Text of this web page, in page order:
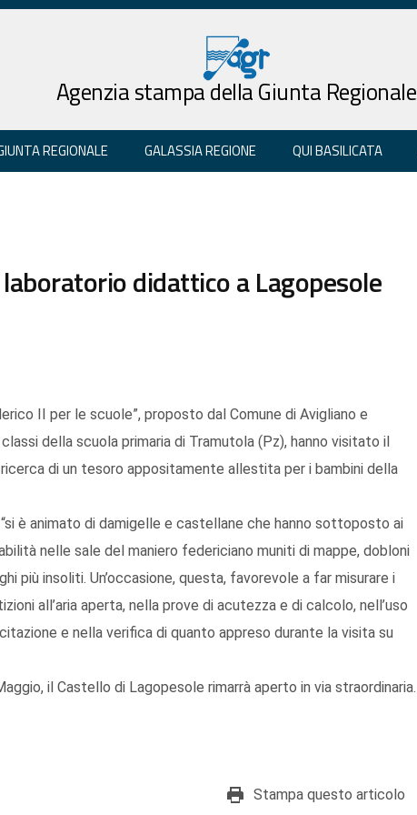
Agenzia stampa della Giunta Regionale
REGIONALE GALASSIA REGIONE QUI BASILICATA
didattico a Lagopesole
II per le scuole”, proposto dal Comune di Avigliano e
della scuola primaria di Tramutola (Pz), hanno visitato il
di un tesoro appositamente allestita per i bambini della
è animato di damigelle e castellane che hanno sottoposto ai
nelle sale del maniero federiciano muniti di mappe, dobloni
più insoliti. Un’occasione, questa, favorevole a far misurare i
all’aria aperta, nella prove di acutezza e di calcolo, nell’uso
e nella verifica di quanto appreso durante la visita su
il Castello di Lagopesole rimarrà aperto in via straordinaria.
Stampa questo articolo